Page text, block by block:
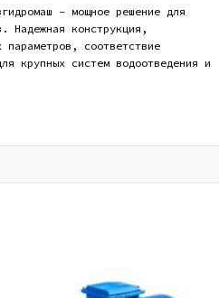
– мощное решение для
Надежная конструкция,
параметров, соответствие
крупных систем водоотведения и